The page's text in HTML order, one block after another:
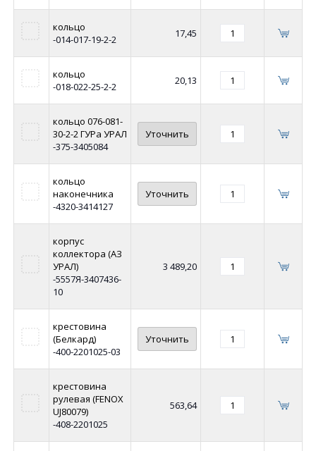
кольцо
-014-017-19-2-2
17,45
кольцо
-018-022-25-2-2
20,13
кольцо 076-081-
30-2-2 ГУРа УРАЛ
-375-3405084
Уточнить
кольцо
наконечника
-4320-3414127
Уточнить
корпус
коллектора (АЗ
УРАЛ)
-5557Я-3407436-
10
3 489,20
крестовина
(Белкард)
-400-2201025-03
Уточнить
крестовина
рулевая (FENOX
UJ80079)
-408-2201025
563,64